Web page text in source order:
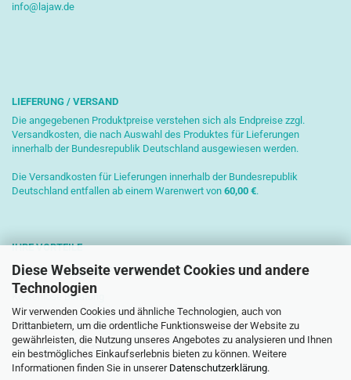
Diese Webseite verwendet Cookies und andere
Technologien
Wir verwenden Cookies und ähnliche Technologien, auch von
Drittanbietern, um die ordentliche Funktionsweise der Website zu
gewährleisten, die Nutzung unseres Angebotes zu analysieren und Ihnen
ein bestmögliches Einkaufserlebnis bieten zu können. Weitere
Informationen finden Sie in unserer Datenschutzerklärung.
info@lajaw.de
LIEFERUNG / VERSAND
Die angegebenen Produktpreise verstehen sich als Endpreise zzgl.
Versandkosten, die nach Auswahl des Produktes für Lieferungen
innerhalb der Bundesrepublik Deutschland ausgewiesen werden.
Die Versandkosten für Lieferungen innerhalb der Bundesrepublik
Deutschland entfallen ab einem Warenwert von 60,00 €.
IHRE VORTEILE
Sichere Zahlung mit SSL-Verschlüsselung
Kostenlose Beratung
Schnelle Versendung
Paketversand mit DHL